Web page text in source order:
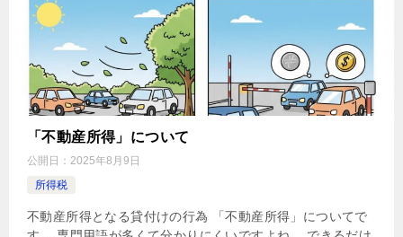
「不動産所得」について
公開日： 2025年8月9日
所得税
不動産所得となる貸付けの行為 「不動産所得」についてで